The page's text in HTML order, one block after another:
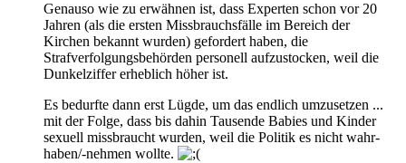
Genauso wie zu erwähnen ist, dass Experten schon vor 20
Jahren (als die ersten Missbrauchsfälle im Bereich der
Kirchen bekannt wurden) gefordert haben, die
Strafverfolgungsbehörden personell aufzustocken, weil die
Dunkelziffer erheblich höher ist.
Es bedurfte dann erst Lügde, um das endlich umzusetzen ...
mit der Folge, dass bis dahin Tausende Babies und Kinder
sexuell missbraucht wurden, weil die Politik es nicht wahr-
haben/-nehmen wollte.